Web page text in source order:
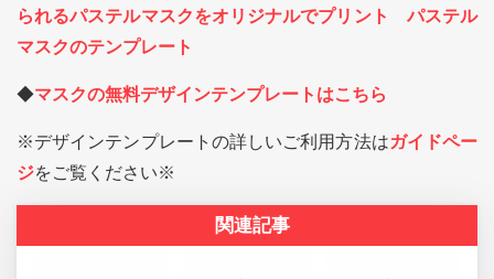
られるパステルマスクをオリジナルでプリント パステル
マスクのテンプレート
◆マスクの無料デザインテンプレートはこちら
※デザインテンプレートの詳しいご利用方法はガイドペー
ジをご覧ください※
関連記事